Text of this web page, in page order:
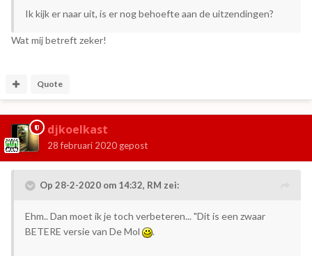
Ik kijk er naar uit, is er nog behoefte aan de uitzendingen?
Wat mij betreft zeker!
Quote
djkoelkast
28 februari 2020 gepost
Op 28-2-2020 om 14:32, RM zei:
Ehm.. Dan moet ik je toch verbeteren... "Dit is een zwaar
BETERE versie van De Mol
.